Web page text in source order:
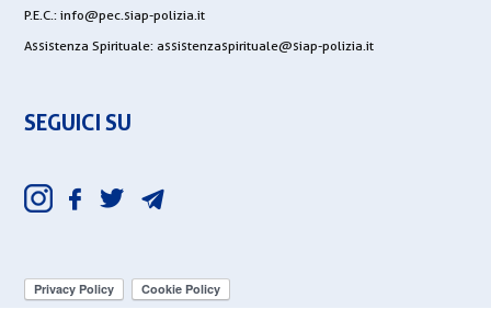
P.E.C.: info@pec.siap-polizia.it
Assistenza Spirituale: assistenzaspirituale@siap-polizia.it
SEGUICI SU